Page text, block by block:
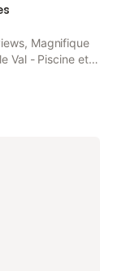
Magnifique
Val - Piscine et
Antonin-Noble-